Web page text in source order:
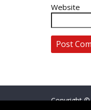
Website
Copyright